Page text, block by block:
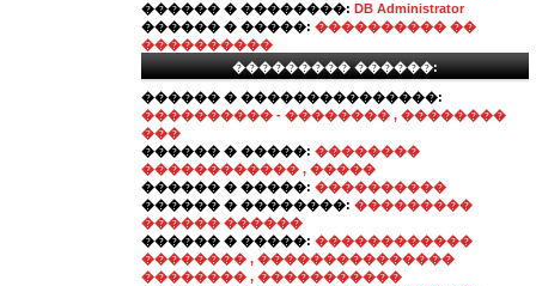
������ � ��������: DB Administrator
������ � �����: ���������� ��
����������
��������� ������:
������ � ���������������:
���������� - �������� , ��������
���
������ � �����: ��������
������������ , �����
������ � �����: ����������
������ � ��������: ���������
������ ������
������ � �����: ������������
�������� , ���������������
�������� , �����������